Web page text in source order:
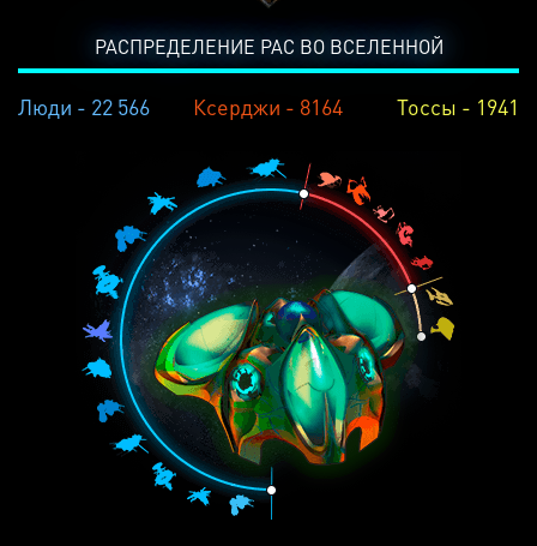
РАСПРЕДЕЛЕНИЕ РАС ВО ВСЕЛЕННОЙ
Люди - 22 566 Ксерджи - 8164 Тоссы - 1941